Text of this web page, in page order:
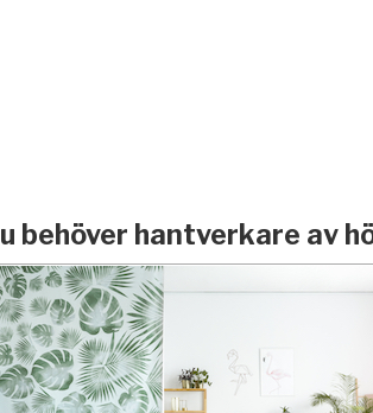
behöver hantverkare av